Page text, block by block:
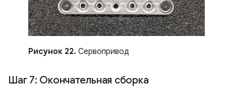
Рисунок 22. Сервопривод
Шаг 7: Окончательная сборка